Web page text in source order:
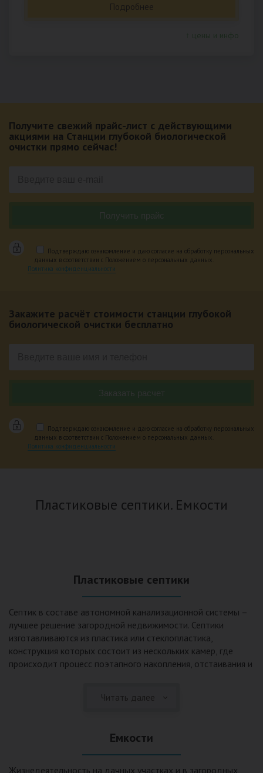
Подробнее
Получите свежий прайс-лист с действующими
акциями на Станции глубокой биологической
очистки прямо сейчас!
Подтверждаю ознакомление и даю согласие на обработку персональных
данных в соответствии с Положением о персональных данных.
Политика конфиденциальности
Закажите расчёт стоимости станции глубокой
биологической очистки бесплатно
Подтверждаю ознакомление и даю согласие на обработку персональных
данных в соответствии с Положением о персональных данных.
Политика конфиденциальности
Пластиковые септики. Емкости
Пластиковые септики
Септик в составе автономной канализационной системы –
лучшее решение загородной недвижимости. Септики
изготавливаются из пластика или стеклопластика,
конструкция которых состоит из нескольких камер, где
происходит процесс поэтапного накопления, отстаивания и
длительный срок службы, так как не подвержены коррозии.
состоянии. 3. Могут эксплуатироваться в любом регионе
России при любых низких температурах. 4. Полностью
герметичны, что дает гарантию по полной безопасности
Читать далее
Емкости
Жизнедеятельность на дачных участках и в загородных